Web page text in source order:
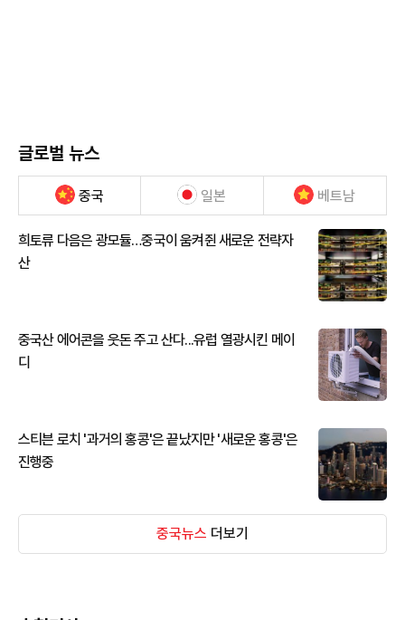
글로벌 뉴스
중국 일본 베트남
희토류 다음은 광모듈…중국이 움켜쥔 새로운 전략자
산
중국산 에어콘을 웃돈 주고 산다...유럽 열광시킨 메이
디
스티븐 로치 '과거의 홍콩'은 끝났지만 '새로운 홍콩'은
진행중
중국뉴스 더보기